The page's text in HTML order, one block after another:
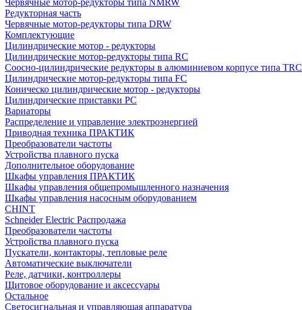
Червячные мотор-редукторы типа NMRW
Редукторная часть
Червячные мотор-редукторы типа DRW
Комплектующие
Цилиндрические мотор - редукторы
Цилиндрические мотор-редукторы типа RC
Соосно-цилиндрические редукторы в алюминиевом корпусе типа TRC
Цилиндрические мотор-редукторы типа FC
Коническо цилиндрические мотор - редукторы
Цилиндрические приставки PC
Вариаторы
Распределение и управление электроэнергией
Приводная техника ПРАКТИК
Преобразователи частоты
Устройства плавного пуска
Дополнительное оборудование
Шкафы управления ПРАКТИК
Шкафы управления общепромышленного назначения
Шкафы управления насосным оборудованием
CHINT
Schneider Electric Распродажа
Преобразователи частоты
Устройства плавного пуска
Пускатели, контакторы, тепловые реле
Автоматические выключатели
Реле, датчики, контроллеры
Щитовое оборудование и аксессуары
Остальное
Светосигнальная и управляющая аппаратура